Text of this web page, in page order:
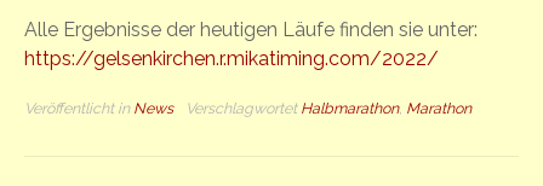
Alle Ergebnisse der heutigen Läufe finden sie unter:
https://gelsenkirchen.r.mikatiming.com/2022/
Veröffentlicht in News Verschlagwortet Halbmarathon, Marathon